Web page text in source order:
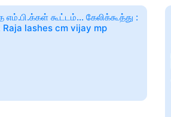
கூட்டம்… கேலிக்கூத்து :
Raja lashes cm vijay mp